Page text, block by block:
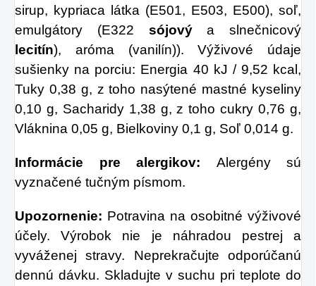
sirup, kypriaca látka (E501, E503, E500), soľ,
emulgátory (E322 sójovýa slnečnicový
lecitín), aróma (vanilín)). Výživové údaje
sušienky na porciu: Energia 40 kJ / 9,52 kcal,
Tuky 0,38 g, z toho nasýtené mastné kyseliny
0,10 g, Sacharidy 1,38 g, z toho cukry 0,76 g,
Vláknina 0,05 g, Bielkoviny 0,1 g, Soľ 0,014 g.
Informácie pre alergikov: Alergény sú
vyznačené tučným písmom.
Upozornenie: Potravina na osobitné výživové
účely. Výrobok nie je náhradou pestrej a
vyváženej stravy. Neprekračujte odporúčanú
dennú dávku. Skladujte v suchu pri teplote do